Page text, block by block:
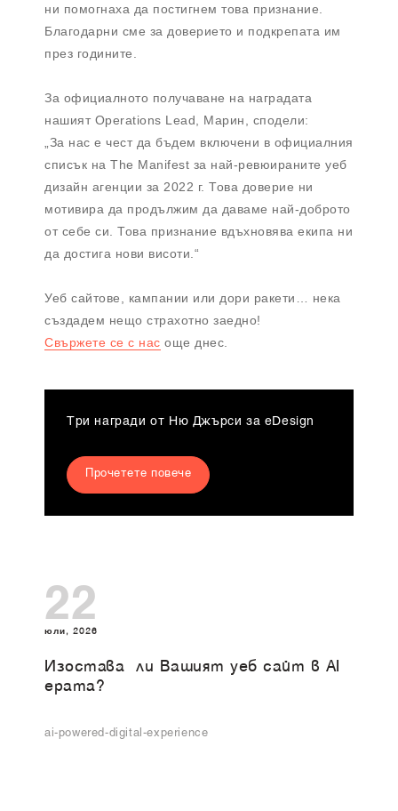
ни помогнаха да постигнем това признание.
Благодарни сме за доверието и подкрепата им
през годините.
За официалното получаване на наградата
нашият Operations Lead, Марин, сподели:
„За нас е чест да бъдем включени в официалния
списък на The Manifest за най-ревюираните уеб
дизайн агенции за 2022 г. Това доверие ни
мотивира да продължим да даваме най-доброто
от себе си. Това признание вдъхновява екипа ни
да достига нови висоти.“
Уеб сайтове, кампании или дори ракети… нека
създадем нещо страхотно заедно!
Свържете се с нас още днес.
Три награди от Ню Джърси за eDesign
Прочетете повече
22
юли, 2026
Изоставa ли Вашият уеб сайт в AI
ерата?
ai-powered-digital-experience